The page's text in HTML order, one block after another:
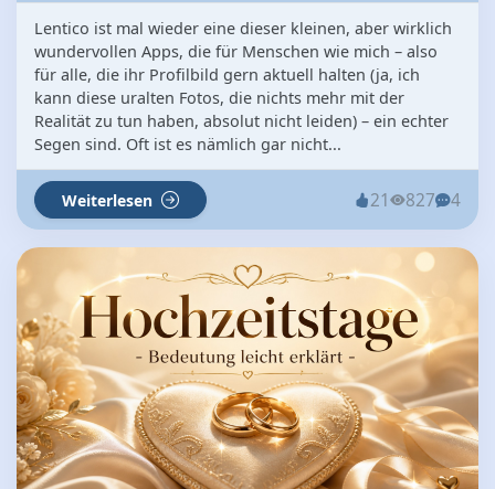
Lentico ist mal wieder eine dieser kleinen, aber wirklich
wundervollen Apps, die für Menschen wie mich – also
für alle, die ihr Profilbild gern aktuell halten (ja, ich
kann diese uralten Fotos, die nichts mehr mit der
Realität zu tun haben, absolut nicht leiden) – ein echter
Segen sind. Oft ist es nämlich gar nicht...
Weiterlesen 21 827 4